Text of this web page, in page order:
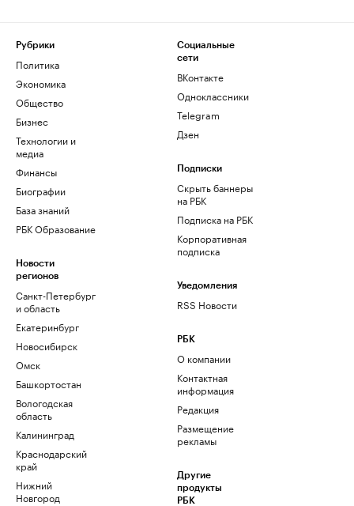
Рубрики
Политика
Экономика
Общество
Бизнес
Технологии и
медиа
Финансы
Биографии
База знаний
РБК Образование
Новости
регионов
Санкт-Петербург
и область
Екатеринбург
Новосибирск
Омск
Башкортостан
Вологодская
область
Калининград
Краснодарский
край
Нижний
Новгород
Социальные
сети
ВКонтакте
Одноклассники
Telegram
Дзен
Подписки
Скрыть баннеры
на РБК
Подписка на РБК
Корпоративная
подписка
Уведомления
RSS Новости
РБК
О компании
Контактная
информация
Редакция
Размещение
рекламы
Другие
продукты
РБК